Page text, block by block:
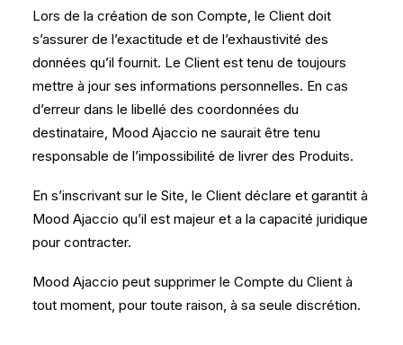
Lors de la création de son Compte, le Client doit
s’assurer de l’exactitude et de l’exhaustivité des
données qu’il fournit. Le Client est tenu de toujours
mettre à jour ses informations personnelles. En cas
d’erreur dans le libellé des coordonnées du
destinataire, Mood Ajaccio ne saurait être tenu
responsable de l’impossibilité de livrer des Produits.
En s’inscrivant sur le Site, le Client déclare et garantit à
Mood Ajaccio qu’il est majeur et a la capacité juridique
pour contracter.
Mood Ajaccio peut supprimer le Compte du Client à
tout moment, pour toute raison, à sa seule discrétion.